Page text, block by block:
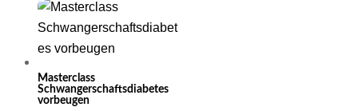
Masterclass
Schwangerschaftsdiabetes
vorbeugen